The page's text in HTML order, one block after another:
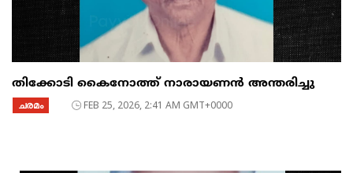
തിക്കോടി കൈനോത്ത് നാരായണൻ അന്തരിച്ചു
ചരമം FEB 25, 2026, 2:41 AM GMT+0000